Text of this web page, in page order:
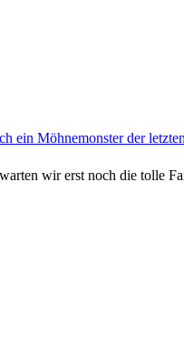
wir erst noch die tolle